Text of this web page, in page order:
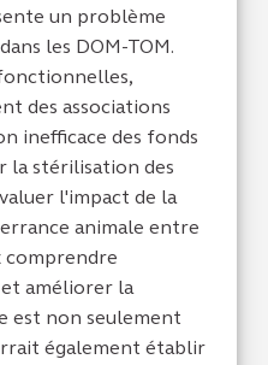
un problème
les DOM-TOM.
des associations
inefficace des fonds
la stérilisation des
l'impact de la
animale entre
comprendre
améliorer la
est non seulement
également établir